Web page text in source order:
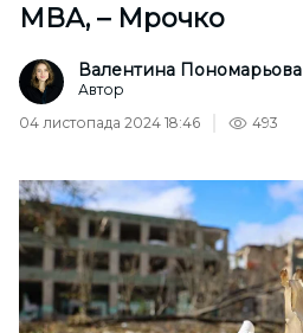
МВА, – Мрочко
Валентина Пономарьова
Автор
04 листопада 2024 18:46
493